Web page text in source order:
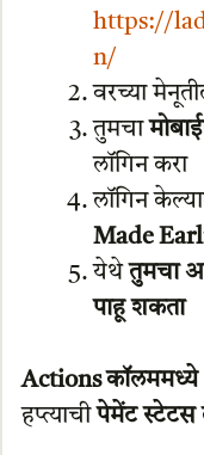
https://
n/
वरच्या
तुमचा
लॉगिन करा
लॉगिन
Made
येथेतुमचा
पाहू शकता
Actions कॉलममध्ये
हप्त्याचीपेमेंट स्टेटस